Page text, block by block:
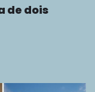
de dois